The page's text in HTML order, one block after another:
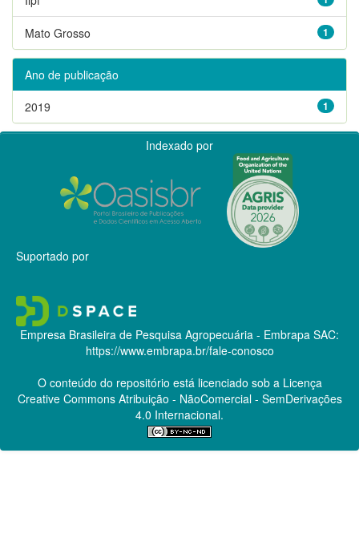
1
Mato Grosso
Ano de publicação
1
2019
Indexado por
Suportado por
Empresa Brasileira de Pesquisa Agropecuária - Embrapa SAC:
https://www.embrapa.br/fale-conosco
O conteúdo do repositório está licenciado sob a Licença
Creative CommonsAtribuição - NãoComercial - SemDerivações
4.0 Internacional.